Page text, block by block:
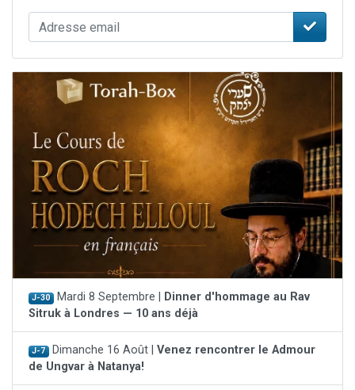
J-30 Mardi 8 Septembre |
Dinner d'hommage au Rav
Sitruk à Londres — 10 ans déjà
J-7 Dimanche 16 Août | Venez rencontrer le Admour
de Ungvar à Natanya!